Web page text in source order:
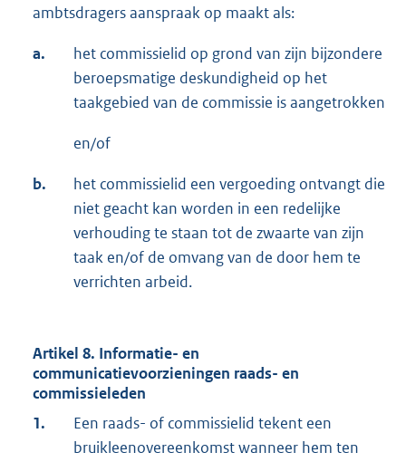
ambtsdragers aanspraak op maakt als:
a.
het commissielid op grond van zijn bijzondere
beroepsmatige deskundigheid op het
taakgebied van de commissie is aangetrokken
en/of
b.
het commissielid een vergoeding ontvangt die
niet geacht kan worden in een redelijke
verhouding te staan tot de zwaarte van zijn
taak en/of de omvang van de door hem te
verrichten arbeid.
Artikel 8. Informatie- en
communicatievoorzieningen raads- en
commissieleden
1.
Een raads- of commissielid tekent een
bruikleenovereenkomst wanneer hem ten